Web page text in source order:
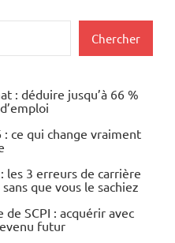
Chercher
: déduire jusqu’à 66 %
ce qui change vraiment
les 3 erreurs de carrière
que vous le sachiez
SCPI : acquérir avec
futur